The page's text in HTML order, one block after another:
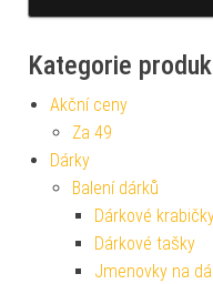
Kategorie
Akční ceny
Za 49
Dárky
Balení dárků
Dárkové
Dárkové tašky
Jmenovky na